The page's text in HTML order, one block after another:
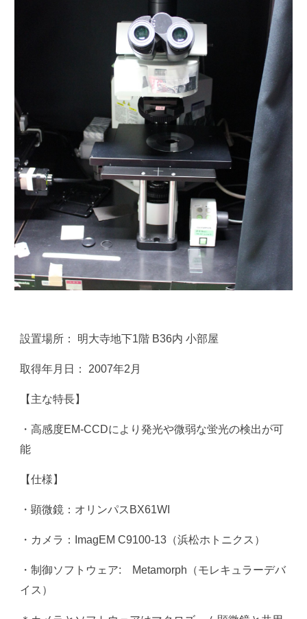
設置場所： 明大寺地下1階 B36内 小部屋
取得年月日： 2007年2月
【主な特長】
・高感度EM-CCDにより発光や微弱な蛍光の検出が可
能
【仕様】
・顕微鏡：オリンパスBX61WI
・カメラ：ImagEM C9100-13（浜松ホトニクス）
・制御ソフトウェア: Metamorph（モレキュラーデバ
イス）